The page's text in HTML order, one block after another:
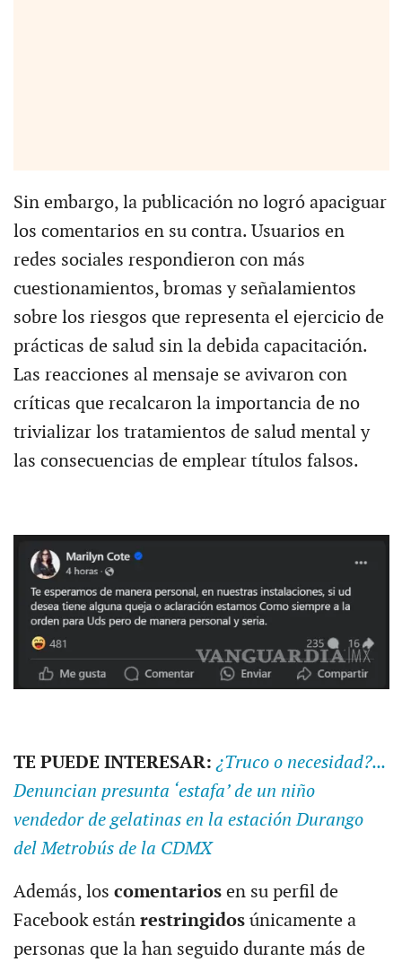
Sin embargo, la publicación no logró apaciguar
los comentarios en su contra. Usuarios en
redes sociales respondieron con más
cuestionamientos, bromas y señalamientos
sobre los riesgos que representa el ejercicio de
prácticas de salud sin la debida capacitación.
Las reacciones al mensaje se avivaron con
críticas que recalcaron la importancia de no
trivializar los tratamientos de salud mental y
las consecuencias de emplear títulos falsos.
TE PUEDE INTERESAR:¿Truco o necesidad?...
Denuncian presunta ‘estafa’ de un niño
vendedor de gelatinas en la estación Durango
del Metrobús de la CDMX
Además, los comentarios en su perfil de
Facebook están restringidos únicamente a
personas que la han seguido durante más de